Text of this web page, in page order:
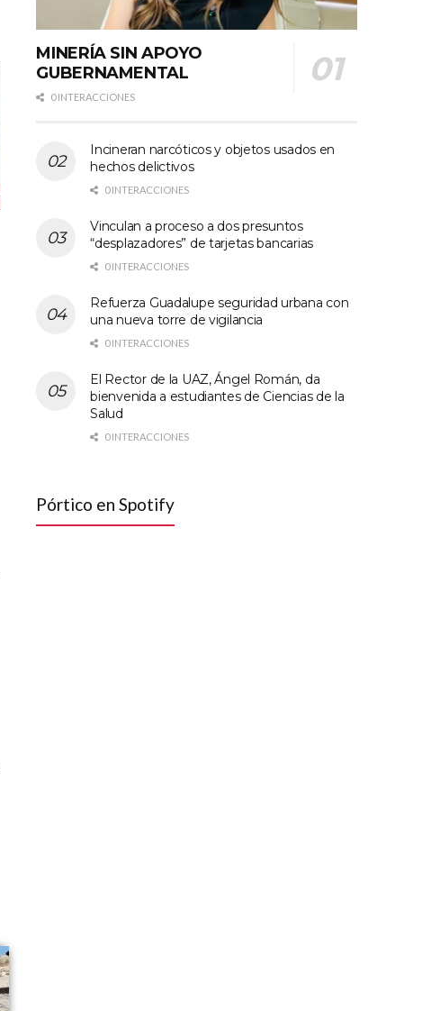
MINERÍA SIN APOYO
GUBERNAMENTAL
0 INTERACCIONES
Incineran narcóticos y objetos usados en
hechos delictivos
0 INTERACCIONES
Vinculan a proceso a dos presuntos
“desplazadores” de tarjetas bancarias
0 INTERACCIONES
Refuerza Guadalupe seguridad urbana con
una nueva torre de vigilancia
0 INTERACCIONES
El Rector de la UAZ, Ángel Román, da
bienvenida a estudiantes de Ciencias de la
Salud
0 INTERACCIONES
Pórtico en Spotify